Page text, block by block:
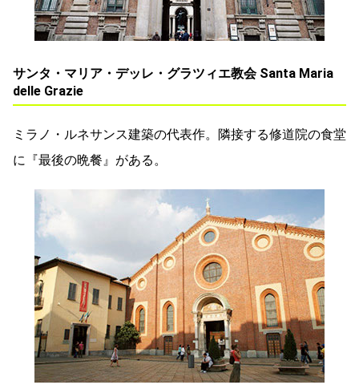
サンタ・マリア・デッレ・グラツィエ教会 Santa Maria
delle Grazie
ミラノ・ルネサンス建築の代表作。隣接する修道院の食堂
に『最後の晩餐』がある。